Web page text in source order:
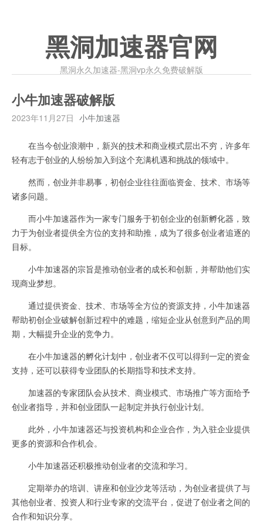
黑洞加速器官网
黑洞永久加速器-黑洞vp永久免费破解版
小牛加速器破解版
2023年11月27日 小牛加速器
在当今创业浪潮中，新兴的技术和商业模式层出不穷，许多年
轻有志于创业的人纷纷加入到这个充满机遇和挑战的领域中。
然而，创业并非易事，初创企业往往面临资金、技术、市场等
诸多问题。
而小牛加速器作为一家专门服务于初创企业的创新孵化器，致
力于为创业者提供全方位的支持和助推，成为了很多创业者追逐的
目标。
小牛加速器的宗旨是推动创业者的成长和创新，并帮助他们实
现商业梦想。
通过提供资金、技术、市场等全方位的资源支持，小牛加速器
帮助初创企业破解创新过程中的难题，缩短企业从创意到产品的周
期，大幅提升企业的竞争力。
在小牛加速器的孵化计划中，创业者不仅可以得到一定的资金
支持，还可以获得专业团队的长期指导和技术支持。
加速器的专家团队会从技术、商业模式、市场推广等方面给予
创业者指导，并和创业团队一起制定并执行创业计划。
此外，小牛加速器还与投资机构和企业合作，为入驻企业提供
更多的资源和合作机会。
小牛加速器还积极推动创业者的交流和学习。
定期举办的培训、讲座和创业沙龙等活动，为创业者提供了与
其他创业者、投资人和行业专家的交流平台，促进了创业者之间的
合作和知识分享。